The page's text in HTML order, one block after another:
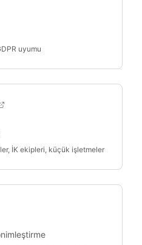
uyumu
İK ekipleri, küçük işletmeler